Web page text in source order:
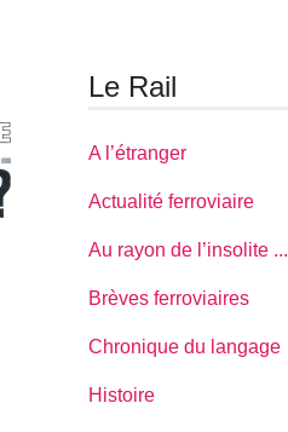
Le Rail
A l’étranger
Actualité ferroviaire
Au rayon de l’insolite ...
Brèves ferroviaires
Chronique du langage
Histoire